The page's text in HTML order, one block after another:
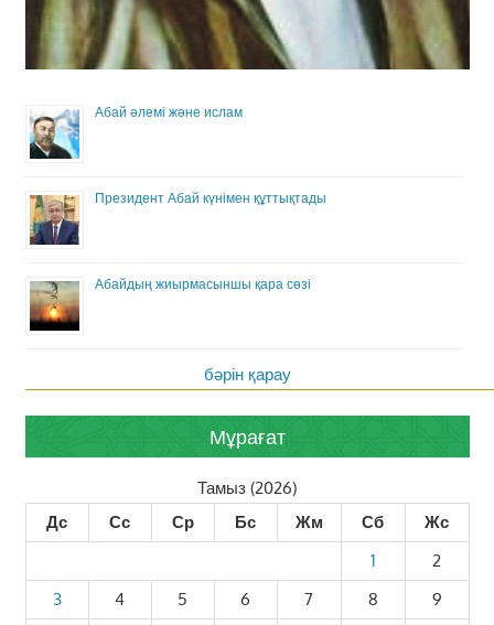
Абай әлемі және ислам
Президент Абай күнімен құттықтады
Абайдың жиырмасыншы қара сөзі
бәрін қарау
Мұрағат
Тамыз (2026)
Дс
Сс Ср Бс Жм Сб
Жс
1
2
3
4 5 6 7 8
9